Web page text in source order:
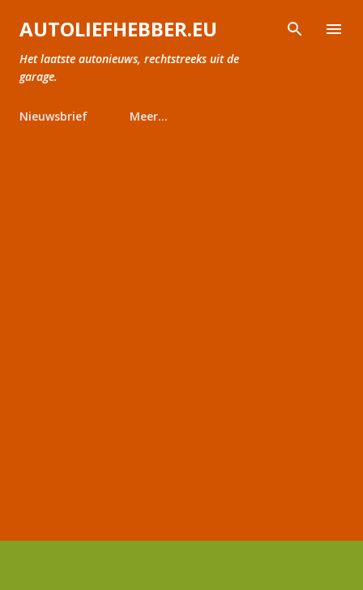
Doorgaan naar hoofdcontent
AUTOLIEFHEBBER.EU
Het laatste autonieuws, rechtstreeks uit de
garage.
Nieuwsbrief Meer…